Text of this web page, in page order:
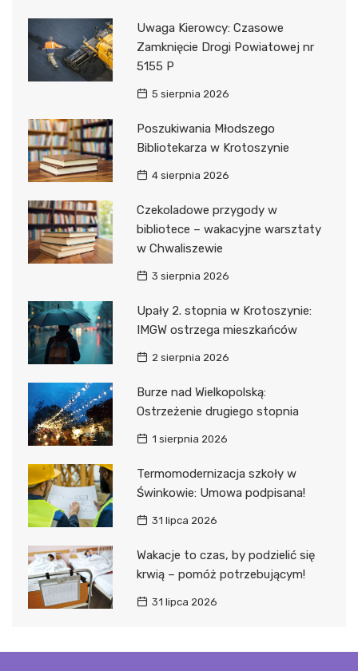
Uwaga Kierowcy: Czasowe
Zamknięcie Drogi Powiatowej nr
5155 P
5 sierpnia 2026
Poszukiwania Młodszego
Bibliotekarza w Krotoszynie
4 sierpnia 2026
Czekoladowe przygody w
bibliotece – wakacyjne warsztaty
w Chwaliszewie
3 sierpnia 2026
Upały 2. stopnia w Krotoszynie:
IMGW ostrzega mieszkańców
2 sierpnia 2026
Burze nad Wielkopolską:
Ostrzeżenie drugiego stopnia
1 sierpnia 2026
Termomodernizacja szkoły w
Świnkowie: Umowa podpisana!
31 lipca 2026
Wakacje to czas, by podzielić się
krwią – pomóż potrzebującym!
31 lipca 2026